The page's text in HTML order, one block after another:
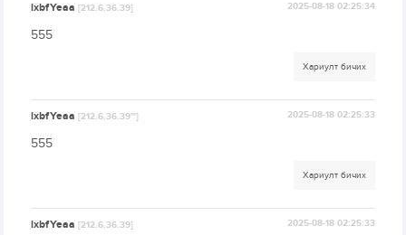
lxbfYeaa[212.6.36.39] 2025-08-18 02:25:34
555
Хариулт бичих
lxbfYeaa[212.6.36.39'"] 2025-08-18 02:25:33
555
Хариулт бичих
lxbfYeaa[212.6.36.39] 2025-08-18 02:25:33